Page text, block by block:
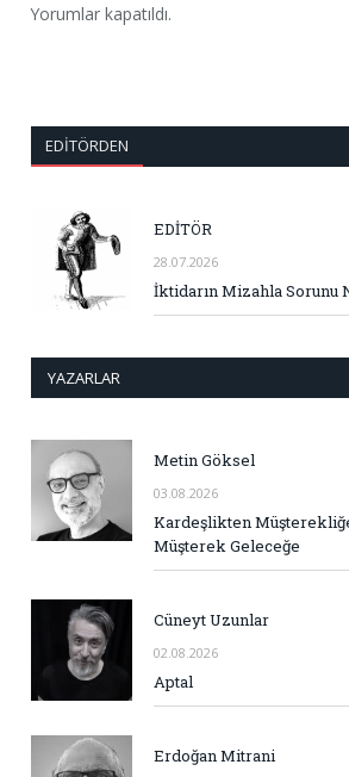
Yorumlar kapatıldı.
EDITÖRDEN
EDİTÖR
28.07.2026
İktidarın Mizahla Sorunu
YAZARLAR
Metin Göksel
03.08.2026
Kardeşlikten
Müşterek Geleceğe
Cüneyt Uzunlar
02.08.2026
Aptal
Erdoğan Mitrani